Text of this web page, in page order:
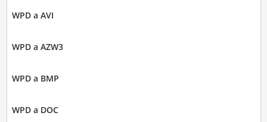
WPD a AVI
WPD a AZW3
WPD a BMP
WPD a DOC